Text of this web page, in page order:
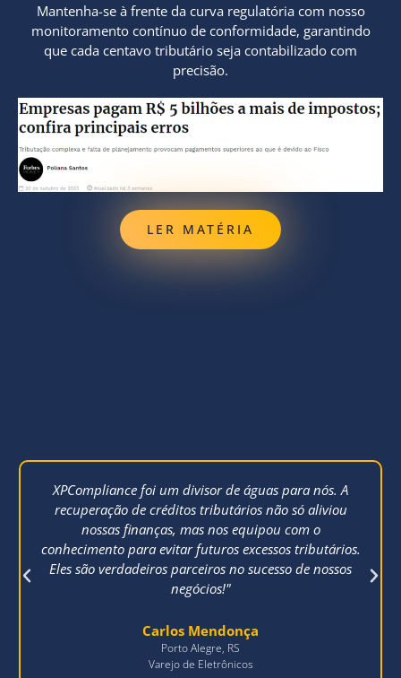
Mantenha-se à frente da curva regulatória com nosso
monitoramento contínuo de conformidade, garantindo
que cada centavo tributário seja contabilizado com
precisão.
LER MATÉRIA
XPCompliance foi um divisor de águas para nós. A
recuperação de créditos tributários não só aliviou
nossas finanças, mas nos equipou com o
conhecimento para evitar futuros excessos tributários.
Eles são verdadeiros parceiros no sucesso de nossos
negócios!"
Carlos Mendonça
Porto Alegre, RS
Varejo de Eletrônicos